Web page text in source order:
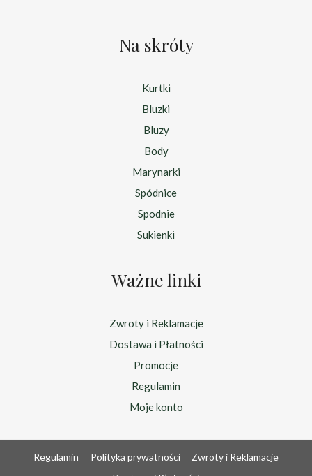
Na skróty
Kurtki
Bluzki
Bluzy
Body
Marynarki
Spódnice
Spodnie
Sukienki
Ważne linki
Zwroty i Reklamacje
Dostawa i Płatności
Promocje
Regulamin
Moje konto
Regulamin Polityka prywatności
Zwroty i Reklamacje